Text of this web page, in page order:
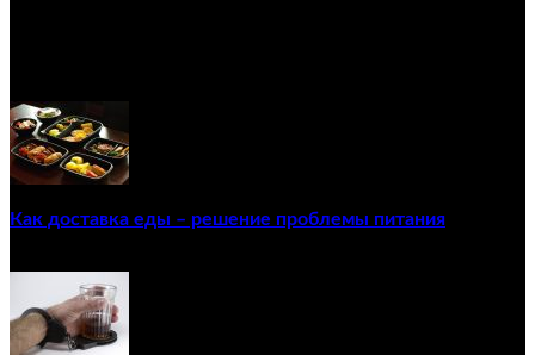
Как доставка еды – решение проблемы питания